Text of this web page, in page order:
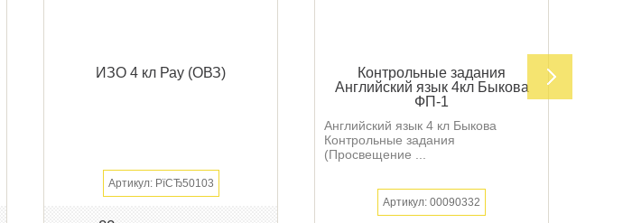
ИЗО 4 кл Рау (ОВЗ)
Артикул: РїСЂ50103
Контрольные задания
Английский язык 4кл Быкова
ФП-1
Английский язык 4 кл Быкова
Контрольные задания
(Просвещение ...
Артикул: 00090332